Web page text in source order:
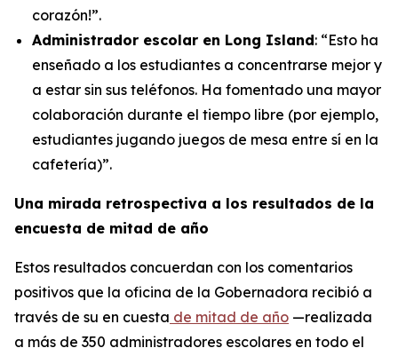
corazón!”.
Administrador escolar en Long Island: “Esto ha
enseñado a los estudiantes a concentrarse mejor y
a estar sin sus teléfonos. Ha fomentado una mayor
colaboración durante el tiempo libre (por ejemplo,
estudiantes jugando juegos de mesa entre sí en la
cafetería)”.
Una mirada retrospectiva a los resultados de la
encuesta de mitad de año
Estos resultados concuerdan con los comentarios
positivos que la oficina de la Gobernadora recibió a
través de su en cuesta de mitad de año —realizada
a más de 350 administradores escolares en todo el